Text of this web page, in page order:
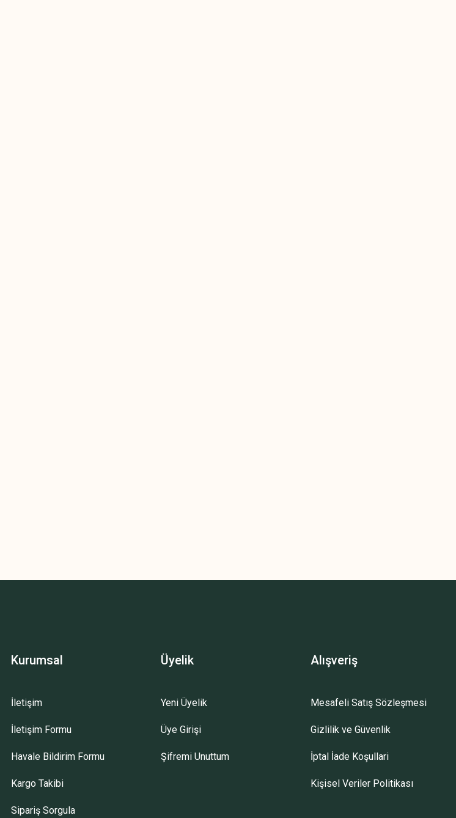
Kurumsal
İletişim
İletişim Formu
Havale Bildirim Formu
Kargo Takibi
Sipariş Sorgula
Üyelik
Yeni Üyelik
Üye Girişi
Şifremi Unuttum
Alışveriş
Mesafeli Satış Sözleşmesi
Gizlilik ve Güvenlik
İptal İade Koşullari
Kişisel Veriler Politikası